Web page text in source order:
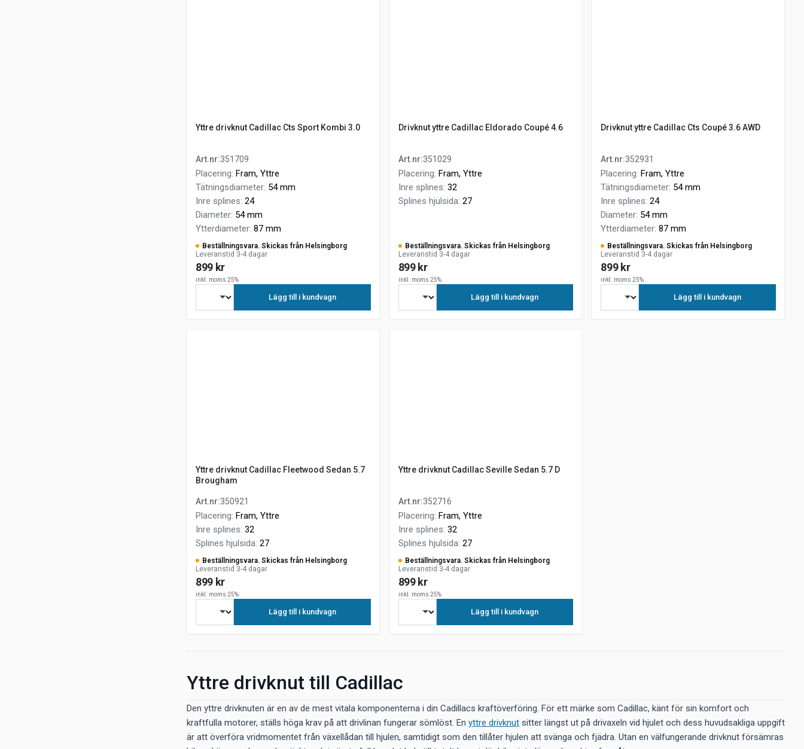
Yttre drivknut Cadillac Cts Sport Kombi 3.0
Art.nr:351709
Placering: Fram, Yttre
Tätningsdiameter: 54 mm
Inre splines: 24
Diameter: 54 mm
Ytterdiameter: 87 mm
Beställningsvara. Skickas från Helsingborg
Leveranstid 3-4 dagar
899 kr
inkl. moms 25%
Lägg till i kundvagn
Drivknut yttre Cadillac Eldorado Coupé 4.6
Art.nr:351029
Placering: Fram, Yttre
Inre splines: 32
Splines hjulsida: 27
Beställningsvara. Skickas från Helsingborg
Leveranstid 3-4 dagar
899 kr
inkl. moms 25%
Lägg till i kundvagn
Drivknut yttre Cadillac Cts Coupé 3.6 AWD
Art.nr:352931
Placering: Fram, Yttre
Tätningsdiameter: 54 mm
Inre splines: 24
Diameter: 54 mm
Ytterdiameter: 87 mm
Beställningsvara. Skickas från Helsingborg
Leveranstid 3-4 dagar
899 kr
inkl. moms 25%
Lägg till i kundvagn
Yttre drivknut Cadillac Fleetwood Sedan 5.7
Brougham
Art.nr:350921
Placering: Fram, Yttre
Inre splines: 32
Splines hjulsida: 27
Beställningsvara. Skickas från Helsingborg
Leveranstid 3-4 dagar
899 kr
inkl. moms 25%
Lägg till i kundvagn
Yttre drivknut Cadillac Seville Sedan 5.7 D
Art.nr:352716
Placering: Fram, Yttre
Inre splines: 32
Splines hjulsida: 27
Beställningsvara. Skickas från Helsingborg
Leveranstid 3-4 dagar
899 kr
inkl. moms 25%
Lägg till i kundvagn
Yttre drivknut till Cadillac
Den yttre drivknuten är en av de mest vitala komponenterna i din Cadillacs kraftöverföring. För ett märke som Cadillac, känt för sin komfort och
kraftfulla motorer, ställs höga krav på att drivlinan fungerar sömlöst. En yttre drivknut sitter längst ut på drivaxeln vid hjulet och dess huvudsakliga uppgift
är att överföra vridmomentet från växellådan till hjulen, samtidigt som den tillåter hjulen att svänga och fjädra. Utan en välfungerande drivknut försämras